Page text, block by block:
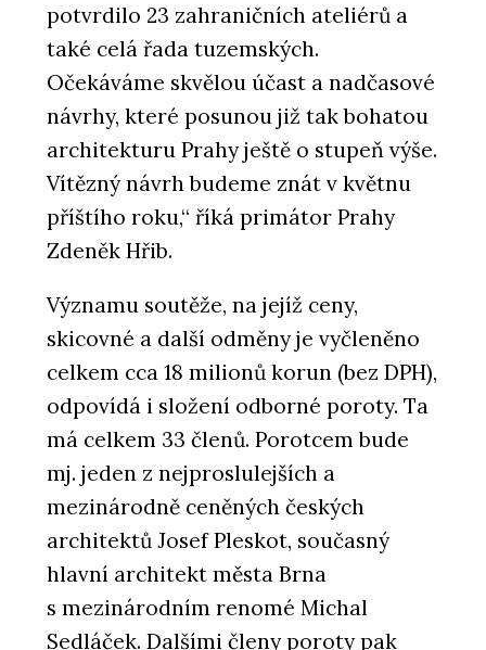
potvrdilo 23 zahraničních ateliérů a
také celá řada tuzemských.
Očekáváme skvělou účast a nadčasové
návrhy, které posunou již tak bohatou
architekturu Prahy ještě o stupeň výše.
Vítězný návrh budeme znát v květnu
příštího roku,“ říká primátor Prahy
Zdeněk Hřib.
Významu soutěže, na jejíž ceny,
skicovné a další odměny je vyčleněno
celkem cca 18 milionů korun (bez DPH),
odpovídá i složení odborné poroty. Ta
má celkem 33 členů. Porotcem bude
mj. jeden z nejproslulejších a
mezinárodně ceněných českých
architektů Josef Pleskot, současný
hlavní architekt města Brna
s mezinárodním renomé Michal
Sedláček. Dalšími členy poroty pak